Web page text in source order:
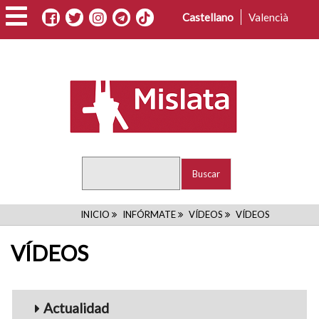
Pasar
al
contenido
Castellano Valencià
RUTA
INICIO INFÓRMATE VÍDEOS VÍDEOS
VÍDEOS
Menu_Videos
Actualidad